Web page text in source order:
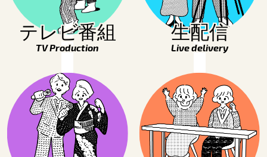
TV Production
テレビ番組
Live delivery
生配信